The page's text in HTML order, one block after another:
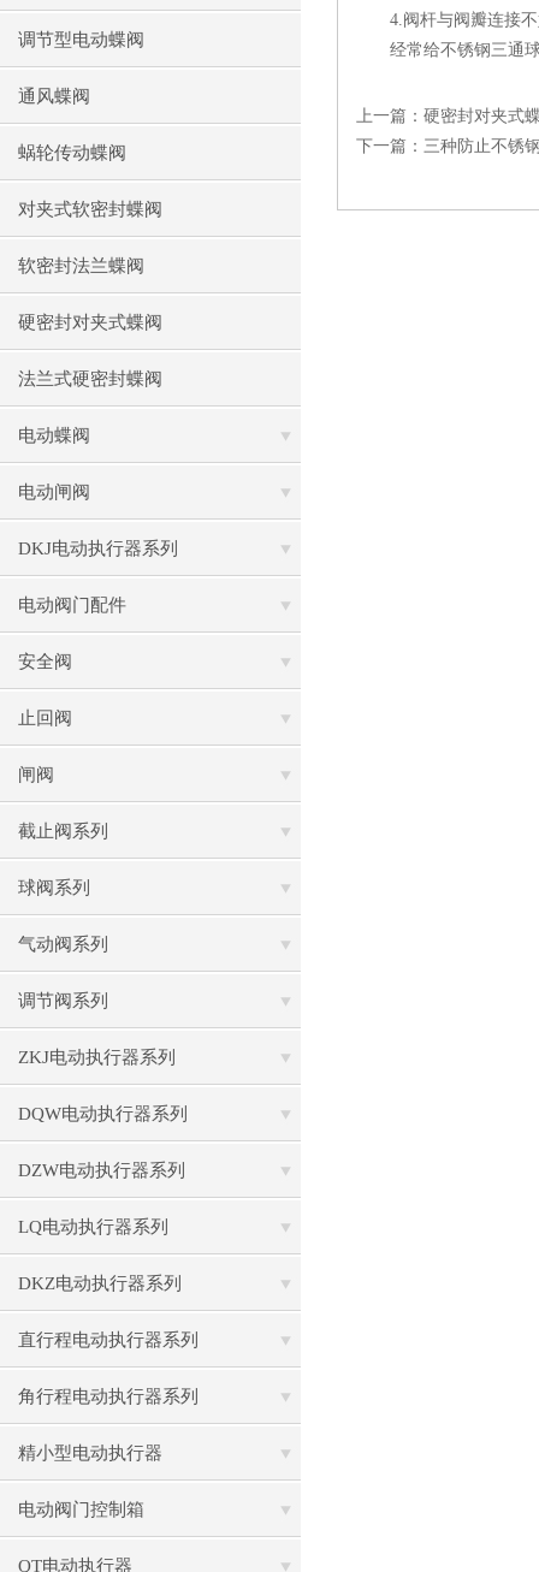
调节型电动蝶阀
通风蝶阀
蜗轮传动蝶阀
对夹式软密封蝶阀
软密封法兰蝶阀
硬密封对夹式蝶阀
法兰式硬密封蝶阀
电动蝶阀
电动闸阀
DKJ电动执行器系列
电动阀门配件
安全阀
止回阀
闸阀
截止阀系列
球阀系列
气动阀系列
调节阀系列
ZKJ电动执行器系列
DQW电动执行器系列
DZW电动执行器系列
LQ电动执行器系列
DKZ电动执行器系列
直行程电动执行器系列
角行程电动执行器系列
精小型电动执行器
电动阀门控制箱
QT电动执行器
4.阀杆与阀瓣连接不
经常给不锈钢三通球
上一篇： 硬密封对夹式
下一篇： 三种防止不锈